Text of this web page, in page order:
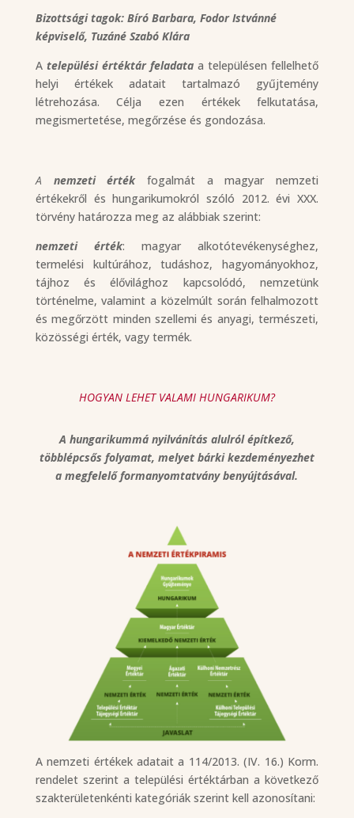
Bizottsági tagok: Bíró Barbara, Fodor Istvánné
képviselő, Tuzáné Szabó Klára
A települési értéktár feladata a településen fellelhető
helyi értékek adatait tartalmazó gyűjtemény
létrehozása. Célja ezen értékek felkutatása,
megismertetése, megőrzése és gondozása.
A nemzeti értékfogalmát a magyar nemzeti
értékekről és hungarikumokról szóló 2012. évi XXX.
törvény határozza meg az alábbiak szerint:
nemzeti érték: magyar alkotótevékenységhez,
termelési kultúrához, tudáshoz, hagyományokhoz,
tájhoz és élővilághoz kapcsolódó, nemzetünk
történelme, valamint a közelmúlt során felhalmozott
és megőrzött minden szellemi és anyagi, természeti,
közösségi érték, vagy termék.
HOGYAN LEHET VALAMI HUNGARIKUM?
A hungarikummá nyilvánítás alulról építkező,
többlépcsős folyamat, melyet bárki kezdeményezhet
a megfelelő formanyomtatvány benyújtásával.
A nemzeti értékek adatait a 114/2013. (IV. 16.) Korm.
rendelet szerint a települési értéktárban a következő
szakterületenkénti kategóriák szerint kell azonosítani: